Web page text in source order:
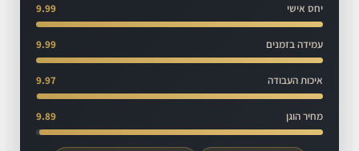
יחס אישי 9.99
עמידה בזמנים 9.99
איכות העבודה 9.97
מחיר הוגן 9.89